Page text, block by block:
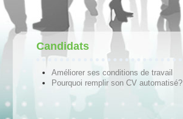
Candidats
Améliorer ses conditions de travail
Pourquoi remplir son CV automatisé?